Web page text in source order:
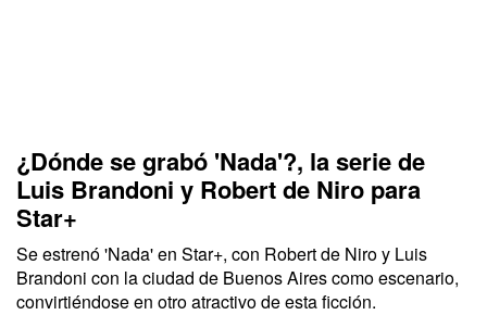
¿Dónde se grabó 'Nada'?, la serie de
Luis Brandoni y Robert de Niro para
Star+
Se estrenó 'Nada' en Star+, con Robert de Niro y Luis
Brandoni con la ciudad de Buenos Aires como escenario,
convirtiéndose en otro atractivo de esta ficción.